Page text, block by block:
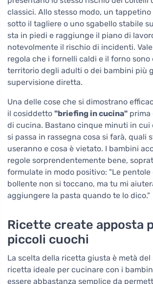
classici. Allo stesso modo, un
sotto il tagliere o uno sgabello stabile
sta in piedi e raggiunge il piano di
notevolmente il rischio di incidenti.
regola che i fornelli caldi e il forno
territorio degli adulti o dei bambini più
supervisione diretta.
Una delle cose che si dimostrano
il cosiddetto "briefing in cucina" prima
di cucina. Bastano cinque minuti in cui
si passa in rassegna cosa si farà, quali
useranno e cosa è vietato. I bambini
regole sorprendentemente bene,
formulate in modo positivo: "Le pentole
bollente non si toccano, ma tu mi
aggiungere la pasta quando te lo dico."
Ricette create apposta
piccoli cuochi
La scelta della ricetta giusta è metà del
ricetta ideale per cucinare con i
essere abbastanza semplice da